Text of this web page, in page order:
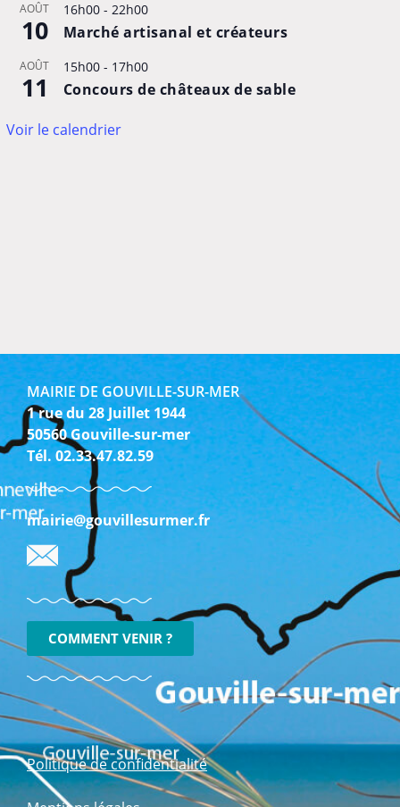
AOÛT
10
16h00- 22h00
Marché artisanal et créateurs
AOÛT
11
15h00- 17h00
Concours de châteaux de sable
Voir le calendrier
MAIRIE DE GOUVILLE-SUR-MER
1 rue du 28 Juillet 1944
50560 Gouville-sur-mer
Tél. 02.33.47.82.59
mairie@gouvillesurmer.fr
COMMENT VENIR ?
Politique de confidentialité